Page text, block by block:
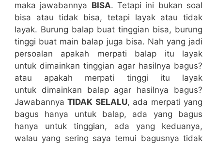
maka jawabannya BISA. Tetapi ini bukan soal
bisa atau tidak bisa, tetapi layak atau tidak
layak. Burung balap buat tinggian bisa, burung
tinggi buat main balap juga bisa. Nah yang jadi
persoalan apakah merpati balap itu layak
untuk dimainkan tinggian agar hasilnya bagus?
atau apakah merpati tinggi itu layak
untuk dimainkan balap agar hasilnya bagus?
JawabannyaTIDAK SELALU, ada merpati yang
bagus hanya untuk balap, ada yang bagus
hanya untuk tinggian, ada yang keduanya,
walau yang sering saya temui bagusnya tidak